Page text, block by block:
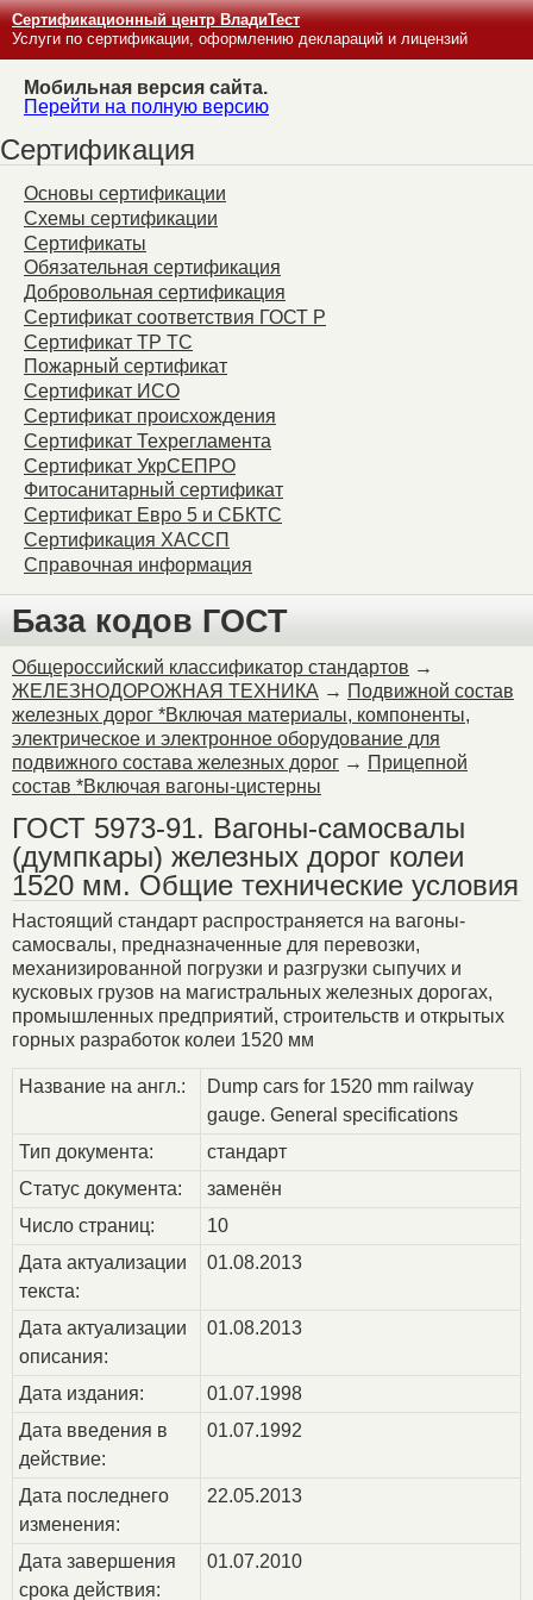
Сертификационный центр ВладиТест
Услуги по сертификации, оформлению деклараций и лицензий
Мобильная версия сайта.
Перейти на полную версию
Сертификация
Основы сертификации
Схемы сертификации
Сертификаты
Обязательная сертификация
Добровольная сертификация
Сертификат соответствия ГОСТ Р
Сертификат ТР ТС
Пожарный сертификат
Сертификат ИСО
Сертификат происхождения
Сертификат Техрегламента
Сертификат УкрСЕПРО
Фитосанитарный сертификат
Сертификат Евро 5 и СБКТС
Сертификация ХАССП
Справочная информация
База кодов ГОСТ
Общероссийский классификатор стандартов →
ЖЕЛЕЗНОДОРОЖНАЯ ТЕХНИКА → Подвижной состав
железных дорог *Включая материалы, компоненты,
электрическое и электронное оборудование для
подвижного состава железных дорог → Прицепной
состав *Включая вагоны-цистерны
ГОСТ 5973-91. Вагоны-самосвалы
(думпкары) железных дорог колеи
1520 мм. Общие технические условия
Настоящий стандарт распространяется на вагоны-
самосвалы, предназначенные для перевозки,
механизированной погрузки и разгрузки сыпучих и
кусковых грузов на магистральных железных дорогах,
промышленных предприятий, строительств и открытых
горных разработок колеи 1520 мм
Название на англ.:
Dump cars for 1520 mm railway
gauge. General specifications
Тип документа:
стандарт
Статус документа:
заменён
Число страниц:
10
Дата актуализации
текста:
01.08.2013
Дата актуализации
описания:
01.08.2013
Дата издания:
01.07.1998
Дата введения в
действие:
01.07.1992
Дата последнего
изменения:
22.05.2013
Дата завершения
срока действия:
01.07.2010